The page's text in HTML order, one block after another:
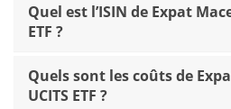
Quel est l’ISIN de Expat
ETF ?
Quels sont les coûts de
UCITS ETF ?